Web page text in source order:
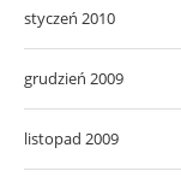
styczeń 2010
grudzień 2009
listopad 2009